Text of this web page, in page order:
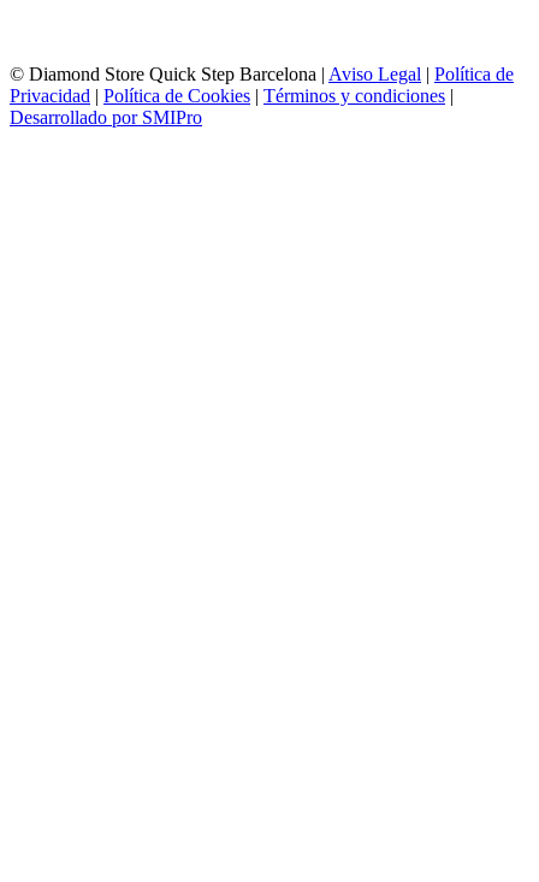
© Diamond Store Quick Step Barcelona | Aviso Legal | Política de
Privacidad | Política de Cookies | Términos y condiciones |
Desarrollado por SMIPro